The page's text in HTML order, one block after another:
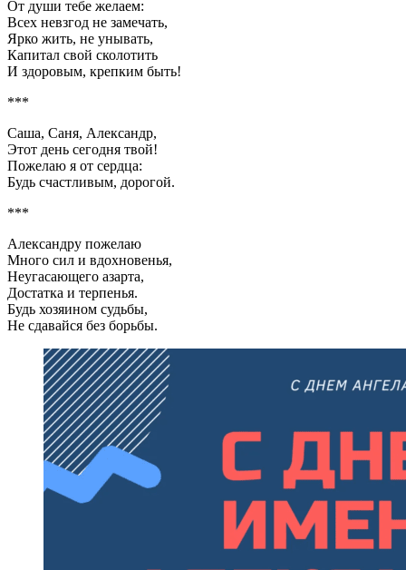
От души тебе желаем:
Всех невзгод не замечать,
Ярко жить, не унывать,
Капитал свой сколотить
И здоровым, крепким быть!
***
Саша, Саня, Александр,
Этот день сегодня твой!
Пожелаю я от сердца:
Будь счастливым, дорогой.
***
Александру пожелаю
Много сил и вдохновенья,
Неугасающего азарта,
Достатка и терпенья.
Будь хозяином судьбы,
Не сдавайся без борьбы.